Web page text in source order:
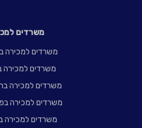
משרדים
משרדים למכירה
משרדים למכירה
משרדים למכירה
משרדים למכירה
משרדים למכירה